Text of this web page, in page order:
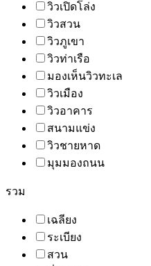
วิวเปิดโล่ง
วิวสวน
วิวภูเขา
วิวท่าเรือ
มองเห็นวิวทะเล
วิวเมือง
วิวอาคาร
สนามแข่ง
วิวชายหาด
มุมมองถนน
รวม
เฉลียง
ระเบียง
สวน